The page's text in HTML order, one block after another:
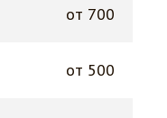
от 700
от 500